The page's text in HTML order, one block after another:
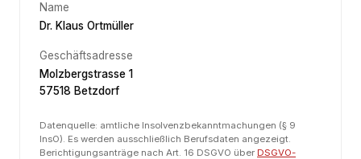
Name
Dr. Klaus Ortmüller
Geschäftsadresse
Molzbergstrasse 1
57518 Betzdorf
Datenquelle: amtliche Insolvenzbekanntmachungen (§ 9
InsO). Es werden ausschließlich Berufsdaten angezeigt.
Berichtigungsanträge nach Art. 16 DSGVO über DSGVO-